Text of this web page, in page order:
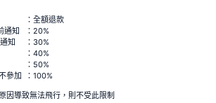
：全額退款
通知
：20%
知
：30%
：40%
：50%
參加
：100%
因導致無法飛行，則不受此限制